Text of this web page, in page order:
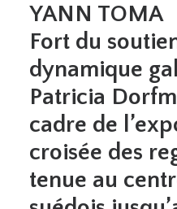
YANN TOMA
Fort du
dynamique
Patricia
cadre de
croisée des
tenue au